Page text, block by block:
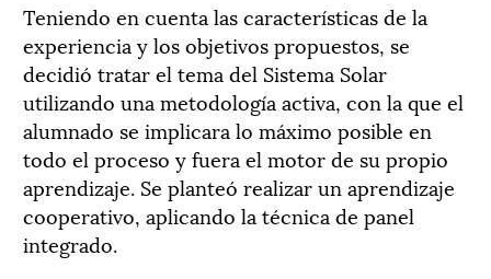
Teniendo en cuenta las características de la
experiencia y los objetivos propuestos, se
decidió tratar el tema del Sistema Solar
utilizando una metodología activa, con la que el
alumnado se implicara lo máximo posible en
todo el proceso y fuera el motor de su propio
aprendizaje. Se planteó realizar un aprendizaje
cooperativo, aplicando la técnica de panel
integrado.